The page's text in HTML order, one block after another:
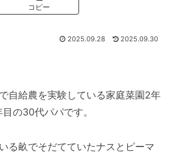
コピー
2025.09.28 2025.09.30
自給農を実験している家庭菜園2年
の30代パパです。
る畝でそだてていたナスとピーマ